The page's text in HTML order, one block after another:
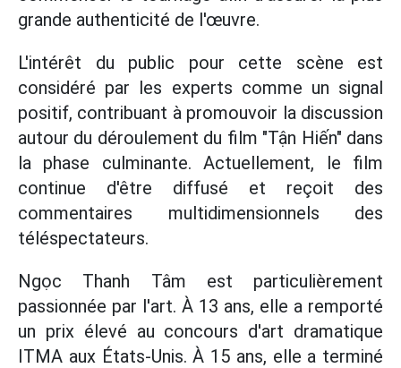
grande authenticité de l'œuvre.
L'intérêt du public pour cette scène est
considéré par les experts comme un signal
positif, contribuant à promouvoir la discussion
autour du déroulement du film "Tận Hiến" dans
la phase culminante. Actuellement, le film
continue d'être diffusé et reçoit des
commentaires multidimensionnels des
téléspectateurs.
Ngọc Thanh Tâm est particulièrement
passionnée par l'art. À 13 ans, elle a remporté
un prix élevé au concours d'art dramatique
ITMA aux États-Unis. À 15 ans, elle a terminé